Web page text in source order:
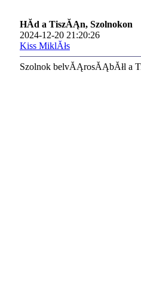
HĂ­d a TiszĂĄn, Szolnokon
2024-12-20 21:20:26
Kiss MiklĂłs
Szolnok belvĂĄrosĂĄbĂłl a